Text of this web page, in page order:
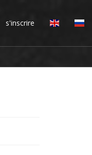
s'inscrire